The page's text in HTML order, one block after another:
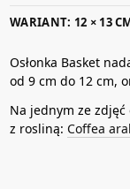
WARIANT: 12 × 13
Osłonka Basket
od 9 cm do 12 cm,
Na jednym ze
z rosliną:Coffea